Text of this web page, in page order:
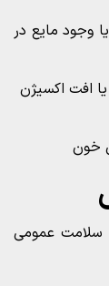
وجود مایع در
افت اکسیژن
خون
سلامت عمومی